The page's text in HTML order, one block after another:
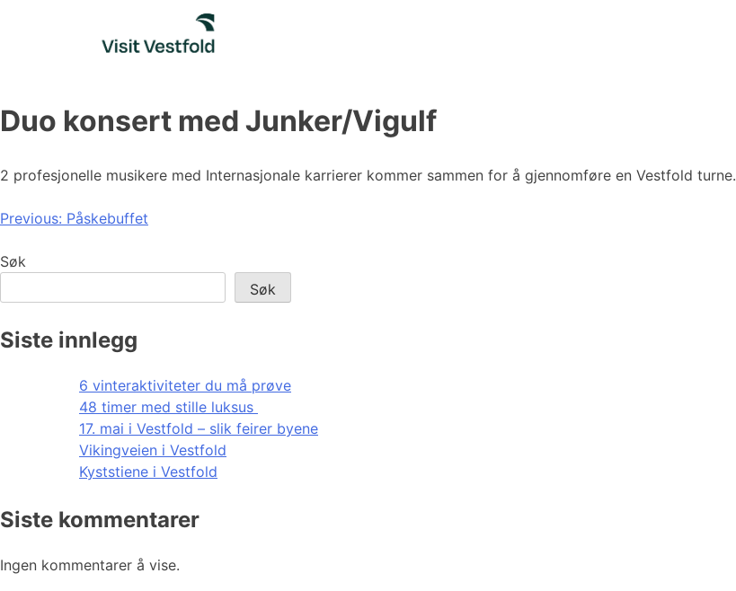
Duo konsert med Junker/Vigulf
2 profesjonelle musikere med Internasjonale karrierer kommer sammen for å gjennomføre en Vestfold turne.
Innleggsnavigasjon
Previous: Påskebuffet
Søk
Søk
Siste innlegg
6 vinteraktiviteter du må prøve
48 timer med stille luksus
17. mai i Vestfold – slik feirer byene
Vikingveien i Vestfold
Kyststiene i Vestfold
Siste kommentarer
Ingen kommentarer å vise.